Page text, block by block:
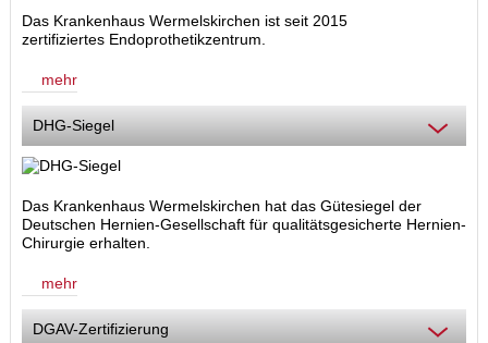
Das Krankenhaus Wermelskirchen ist seit 2015
zertifiziertes Endoprothetikzentrum.
mehr
DHG-Siegel
Das Krankenhaus Wermelskirchen hat das Gütesiegel der
Deutschen Hernien-Gesellschaft für qualitätsgesicherte Hernien-
Chirurgie erhalten.
mehr
DGAV-Zertifizierung